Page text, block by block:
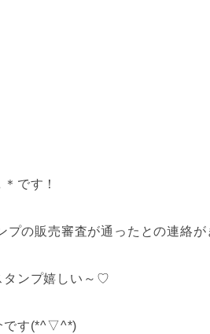
です！
プの販売審査が通ったとの連絡
タンプ嬉しい～♡
です(*^▽^*)